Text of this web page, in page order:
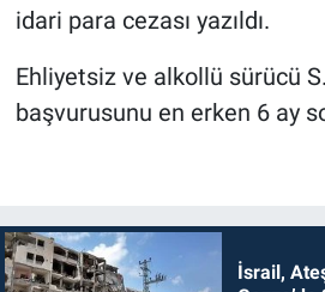
idari para cezası yazıldı.
Ehliyetsiz ve alkollü sürücü
başvurusunu en erken 6 ay
İsrail,